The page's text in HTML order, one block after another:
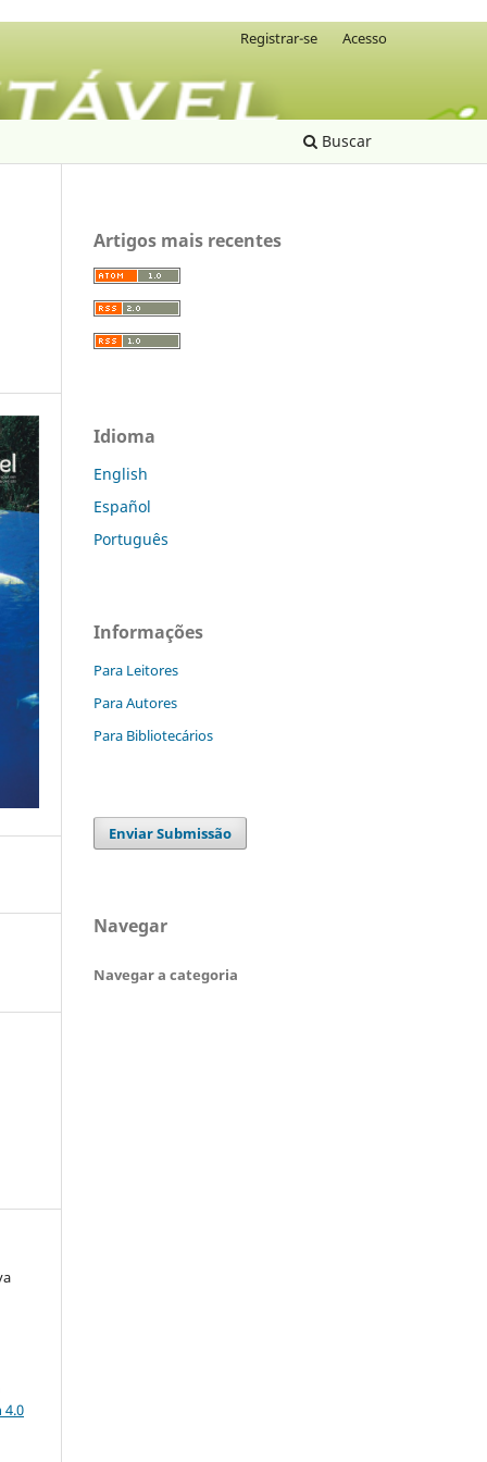
Buscar
Registrar-se Acesso
4.0
Artigos mais recentes
Idioma
English
Español
Português
Informações
Para Leitores
Para Autores
Para Bibliotecários
Enviar Submissão
Navegar
Navegar a categoria